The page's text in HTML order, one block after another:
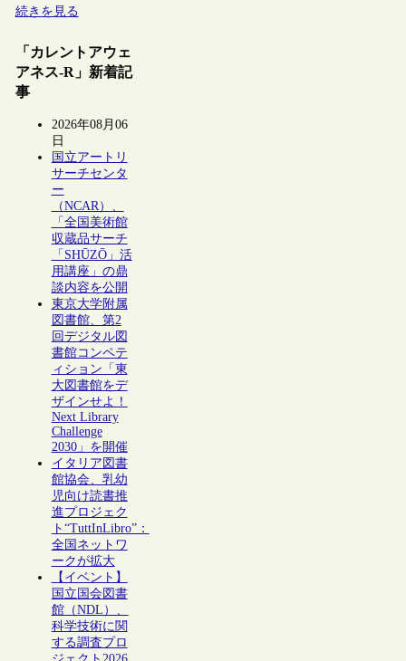
続きを見る
「カレントアウェ
アネス-R」新着記
事
2026年08月06
日
国立アートリ
サーチセンタ
ー
（NCAR）、
「全国美術館
収蔵品サーチ
「SHŪZŌ」活
用講座」の鼎
談内容を公開
東京大学附属
図書館、第2
回デジタル図
書館コンペテ
ィション「東
大図書館をデ
ザインせよ！
Next Library
Challenge
2030」を開催
イタリア図書
館協会、乳幼
児向け読書推
進プロジェク
ト“TuttInLibro”：
全国ネットワ
ークが拡大
【イベント】
国立国会図書
館（NDL）、
科学技術に関
する調査プロ